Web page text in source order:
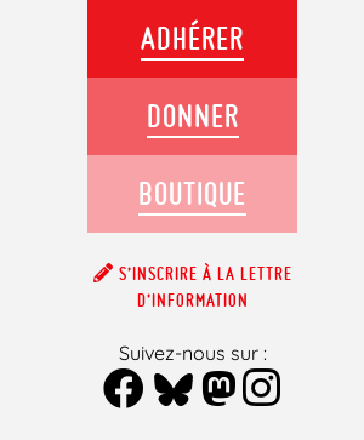
ADHÉRER
DONNER
BOUTIQUE
S’INSCRIRE À LA LETTRE
D’INFORMATION
Suivez-nous sur :